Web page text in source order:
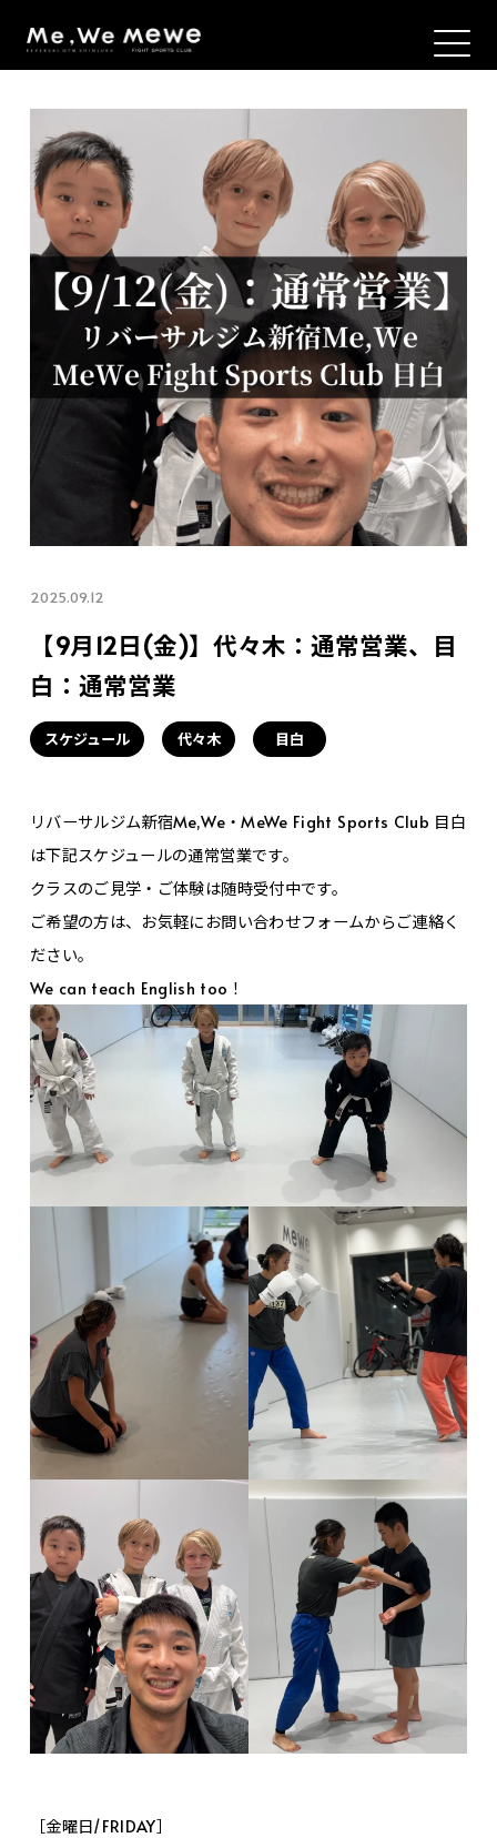
2025.09.12
【9月12日(金)】代々木：通常営業、目
白：通常営業
スケジュール 代々木 目白
リバーサルジム新宿Me,We・MeWe Fight Sports Club 目白
は下記スケジュールの通常営業です。
クラスのご見学・ご体験は随時受付中です。
ご希望の方は、お気軽にお問い合わせフォームからご連絡く
ださい。
We can teach English too！
［金曜日/FRIDAY］